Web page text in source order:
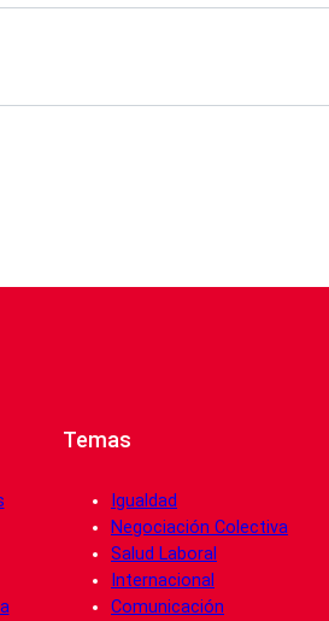
Temas
Igualdad
Negociación Colectiva
Salud Laboral
Internacional
Comunicación